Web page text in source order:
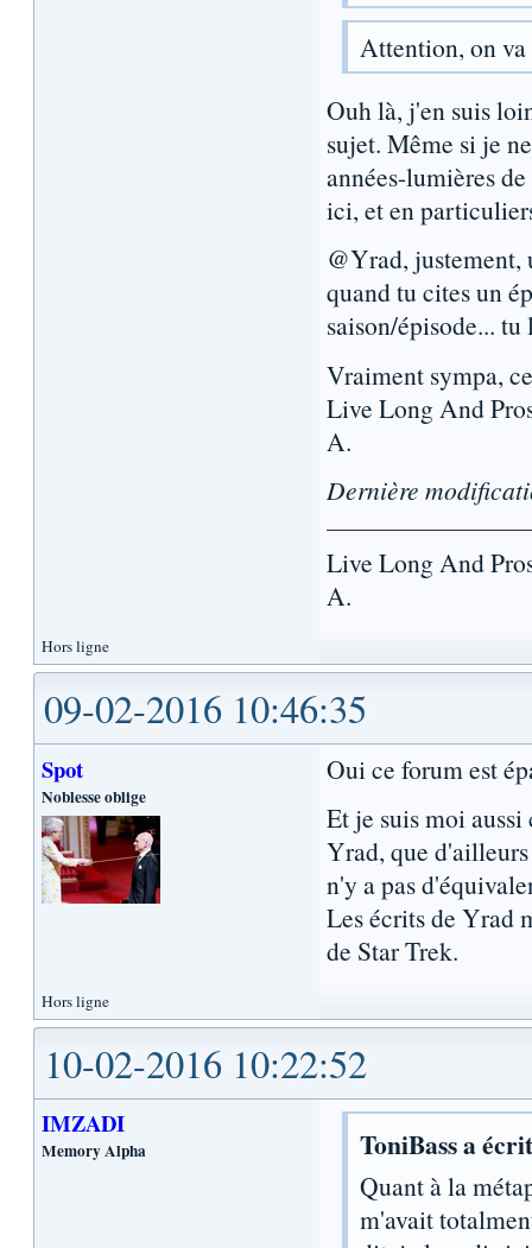
Attention, on
Ouh là, j'en suis
sujet. Même si je
années-lumières
ici, et en
@Yrad,
quand tu cites un
saison/épisode...
Vraiment sympa,
Live Long And
A.
Dernière
Live Long And
A.
Hors ligne
09-02-2016 10:46:35
Spot
Noblesse oblige
Oui ce forum est
Et je suis moi
Yrad, que
n'y a pas
Les écrits de Yrad
de Star Trek.
Hors ligne
10-02-2016 10:22:52
IMZADI
Memory Alpha ToniBass a
Quant à la
m'avait